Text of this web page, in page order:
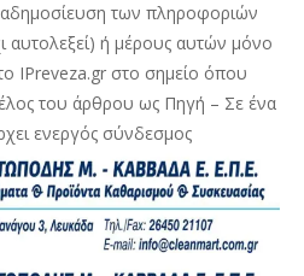
των πληροφοριών
ή μέρους αυτών μόνο
IPreveza.gr στο σημείο όπου
του άρθρου ως Πηγή – Σε ένα
ενεργός σύνδεσμος